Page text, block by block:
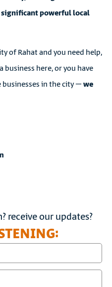
significant powerful local
of Rahat and you need help,
here, or you have
in the city –we
receive our updates?